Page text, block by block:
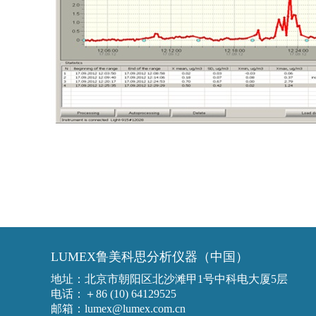
LUMEX鲁美科思分析仪器（中国）
地址：北京市朝阳区北沙滩甲1号中科电大厦5层
电话：＋86 (10) 64129525
邮箱：lumex@lumex.com.cn